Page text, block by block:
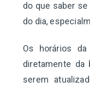
do que saber
do dia,
Os horários
diretamente da
serem